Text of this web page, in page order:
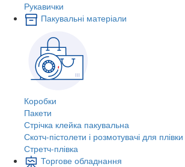
Рукавички
Пакувальні матеріали
Коробки
Пакети
Стрічка клейка пакувальна
Скотч-пістолети і розмотувачі для плівки
Стретч-плівка
Торгове обладнання